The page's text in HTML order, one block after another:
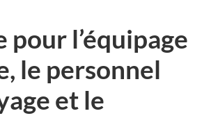
l’équipage
le personnel
et le